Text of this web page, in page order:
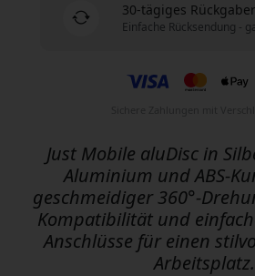
30-tägiges
Einfache Rücksendung -
Just Mobile aluDisc in
Aluminium und ABS-
geschmeidiger 360°-
Kompatibilität und
Anschlüsse für einen
Arbeitsplatz.